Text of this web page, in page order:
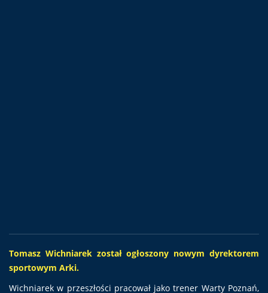
Tomasz Wichniarek został ogłoszony nowym dyrektorem
sportowym Arki.
Wichniarek w przeszłości pracował jako trener Warty Poznań,